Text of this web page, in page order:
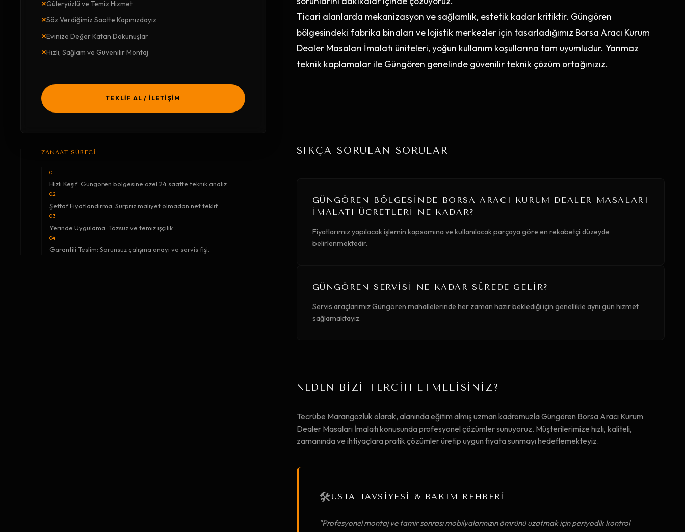
×Güleryüzlü ve Temiz Hizmet
×Söz Verdiğimiz Saatte Kapınızdayız
×Evinize Değer Katan Dokunuşlar
×Hızlı, Sağlam ve Güvenilir Montaj
TEKLİF AL / İLETİŞİM
ZANAAT SÜRECİ
01
Hızlı Keşif: Güngören bölgesine özel 24 saatte teknik analiz.
02
Şeffaf Fiyatlandırma: Sürpriz maliyet olmadan net teklif.
03
Yerinde Uygulama: Tozsuz ve temiz işçilik.
04
Garantili Teslim: Sorunsuz çalışma onayı ve servis fişi.
Ticari alanlarda mekanizasyon ve sağlamlık, estetik kadar kritiktir. Güngören
bölgesindeki fabrika binaları ve lojistik merkezler için tasarladığımız Borsa Aracı Kurum
Dealer Masaları İmalatı üniteleri, yoğun kullanım koşullarına tam uyumludur. Yanmaz
teknik kaplamalar ile Güngören genelinde güvenilir teknik çözüm ortağınızız.
SIKÇA SORULAN SORULAR
GÜNGÖREN BÖLGESINDE BORSA ARACI KURUM DEALER MASALARI
İMALATI ÜCRETLERI NE KADAR?
Fiyatlarımız yapılacak işlemin kapsamına ve kullanılacak parçaya göre en rekabetçi düzeyde
belirlenmektedir.
GÜNGÖREN SERVISI NE KADAR SÜREDE GELIR?
Servis araçlarımız Güngören mahallelerinde her zaman hazır beklediği için genellikle aynı gün hizmet
sağlamaktayız.
NEDEN BİZİ TERCİH ETMELİSİNİZ?
Tecrübe Marangozluk olarak, alanında eğitim almış uzman kadromuzla Güngören Borsa Aracı Kurum
Dealer Masaları İmalatı konusunda profesyonel çözümler sunuyoruz. Müşterilerimize hızlı, kaliteli,
zamanında ve ihtiyaçlara pratik çözümler üretip uygun fiyata sunmayı hedeflemekteyiz.
🛠️USTA TAVSİYESİ & BAKIM REHBERİ
"Profesyonel montaj ve tamir sonrası mobilyalarınızın ömrünü uzatmak için periyodik kontrol